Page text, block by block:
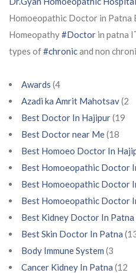
Homoeopathic Doctor in Patna
Homeopathy#Doctor in patna
types of#chronicand non
Awards (4
Azadi ka Amrit Mahotsav(2
Best Doctor In Hajipur(19
Best Doctor near Me(18
Best Homoeo Doctor In
Best Homoeopathic Doctor
Best Homoeopathic Doctor
Best Homoeopathic Doctor
Best Kidney Doctor In Patna
Best Skin Doctor In Patna
Body Immune System (3
Cancer Kidney In Patna (12